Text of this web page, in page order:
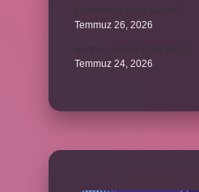
Temmuz 26, 2026
Temmuz 24, 2026